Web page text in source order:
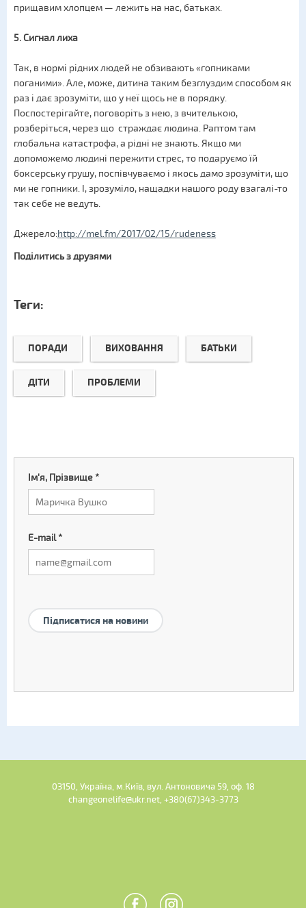
прищавим хлопцем — лежить на нас, батьках.
5. Сигнал лиха
Так, в нормі рідних людей не обзивають «гопниками
поганими». Але, може, дитина таким безглуздим способом як
раз і дає зрозуміти, що у неї щось не в порядку.
Поспостерігайте, поговоріть з нею, з вчителькою,
розберіться, через що страждає людина. Раптом там
глобальна катастрофа, а рідні не знають. Якщо ми
допоможемо людині пережити стрес, то подаруємо їй
боксерську грушу, поспівчуваємо і якось дамо зрозуміти, що
ми не гопники. І, зрозуміло, нащадки нашого роду взагалі-то
так себе не ведуть.
Джерело:http://mel.fm/2017/02/15/rudeness
Поділитись з друзями
Теги:
ПОРАДИ ВИХОВАННЯ БАТЬКИ
ДІТИ ПРОБЛЕМИ
Ім'я, Прізвище*
E-mail*
Підписатися на новини
03150, Україна, м.Київ, вул. Антоновича 59, оф. 18
changeonelife@ukr.net, +380(67)343-3773